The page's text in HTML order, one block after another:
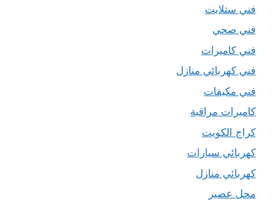
فني ستلايت
فني صحي
فني كاميرات
فني كهربائي منازل
فني مكيفات
كاميرات مراقبة
كراج الكويت
كهربائي سيارات
كهربائي منازل
محل عصير